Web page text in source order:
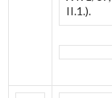
II.1.).